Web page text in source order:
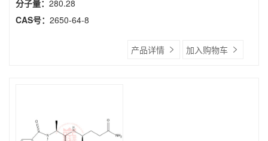
分子量： 280.28
CAS号： 2650-64-8
产品详情 加入购物车